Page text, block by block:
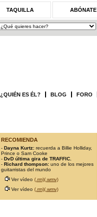
TAQUILLA ABÓNATE
¿QUIÉN ES ÉL? BLOG FORO
RECOMIENDA
- Dayna Kurtz: recuerda a Billie Holliday,
Prince o Sam Cooke
- DvD última gira de TRAFFIC.
- Richard thompson: uno de los mejores
guitarristas del mundo
Ver vídeo (.rm)(.wmv)
Ver vídeo (.rm)(.wmv)